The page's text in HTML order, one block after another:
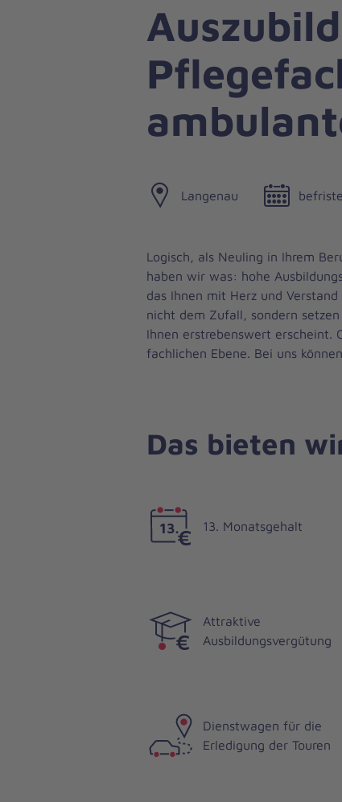
Langenau
Logisch, als Neuling in Ihrem
haben wir was: hohe
das Ihnen mit Herz und
nicht dem Zufall, sondern
Ihnen erstrebenswert erscheint.
fachlichen Ebene. Bei uns
Das bieten
13. Monatsgehalt
Attraktive
Ausbildungsvergütung
Dienstwagen für die
Erledigung der Touren